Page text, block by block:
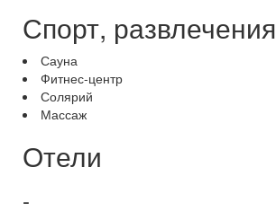
Спорт, развлечения
Сауна
Фитнес-центр
Солярий
Массаж
Отели
-